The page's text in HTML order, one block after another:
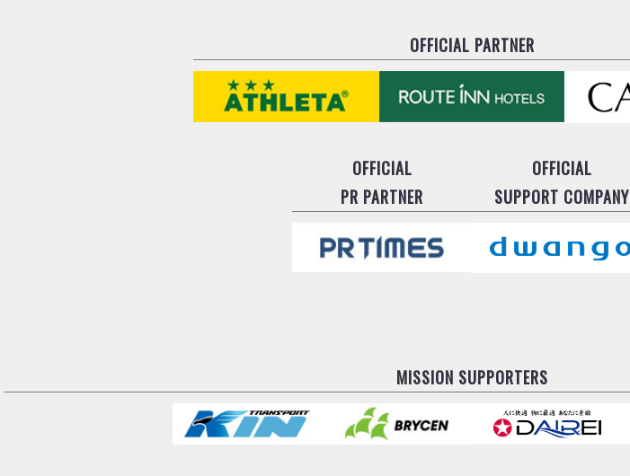
OFFICIAL PARTNER
OFFICIAL
PR PARTNER
OFFICIAL
SUPPORT COMPANY
MISSION SUPPORTERS